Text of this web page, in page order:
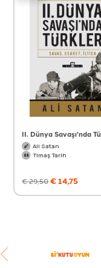
II. Dünya Savaşı'nda
Ali Satan
Timaş Tarih
€29,50€14,75